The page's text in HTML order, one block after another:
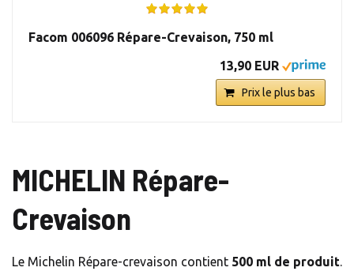
Facom 006096 Répare-Crevaison, 750 ml
13,90 EUR
Prix le plus bas
MICHELIN Répare-
Crevaison
Le Michelin Répare-crevaison contient 500 ml de produit.